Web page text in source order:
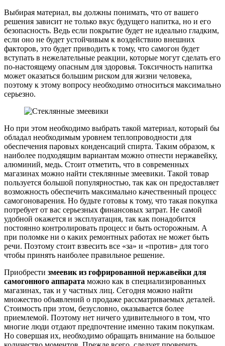
Выбирая материал, вы должны понимать, что от вашего
решения зависит не только вкус будущего напитка, но и его
безопасность. Ведь если покрытие будет не идеально гладким,
если оно не будет устойчивым к воздействию внешних
факторов, это будет приводить к тому, что самогон будет
вступать в нежелательные реакции, которые могут сделать его
по-настоящему опасным для здоровья. Токсичность напитка
может оказаться большим риском для жизни человека,
поэтому к этому вопросу необходимо относиться максимально
серьезно.
Но при этом необходимо выбрать такой материал, который бы
обладал необходимым уровнем теплопроводности для
обеспечения паровых конденсаций спирта. Таким образом, к
наиболее подходящим вариантам можно отнести нержавейку,
алюминий, медь. Стоит отметить, что в современных
магазинах можно найти стеклянные змеевики. Такой товар
пользуется большой популярностью, так как он предоставляет
возможность обеспечить максимально качественный процесс
самогоноварения. Но будьте готовы к тому, что такая покупка
потребует от вас серьезных финансовых затрат. Не самой
удобной окажется и эксплуатация, так как понадобится
постоянно контролировать процесс и быть осторожным. А
при поломке ни о каких ремонтных работах не может быть
речи. Поэтому стоит взвесить все «за» и «против» для того
чтобы принять наиболее правильное решение.
Приобрести змеевик из гофрированной нержавейки для
самогонного аппарата можно как в специализированных
магазинах, так и у частных лиц. Сегодня можно найти
множество объявлений о продаже рассматриваемых деталей.
Стоимость при этом, безусловно, оказывается более
приемлемой. Поэтому нет ничего удивительного в том, что
многие люди отдают предпочтение именно таким покупкам.
Но совершая их, необходимо обращать внимание на большое